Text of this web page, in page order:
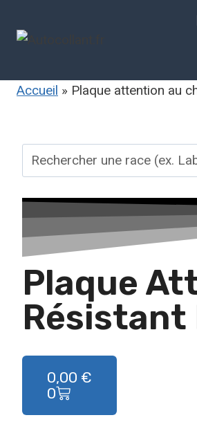
Accueil » Plaque attention au
Plaque
0,00 €
0